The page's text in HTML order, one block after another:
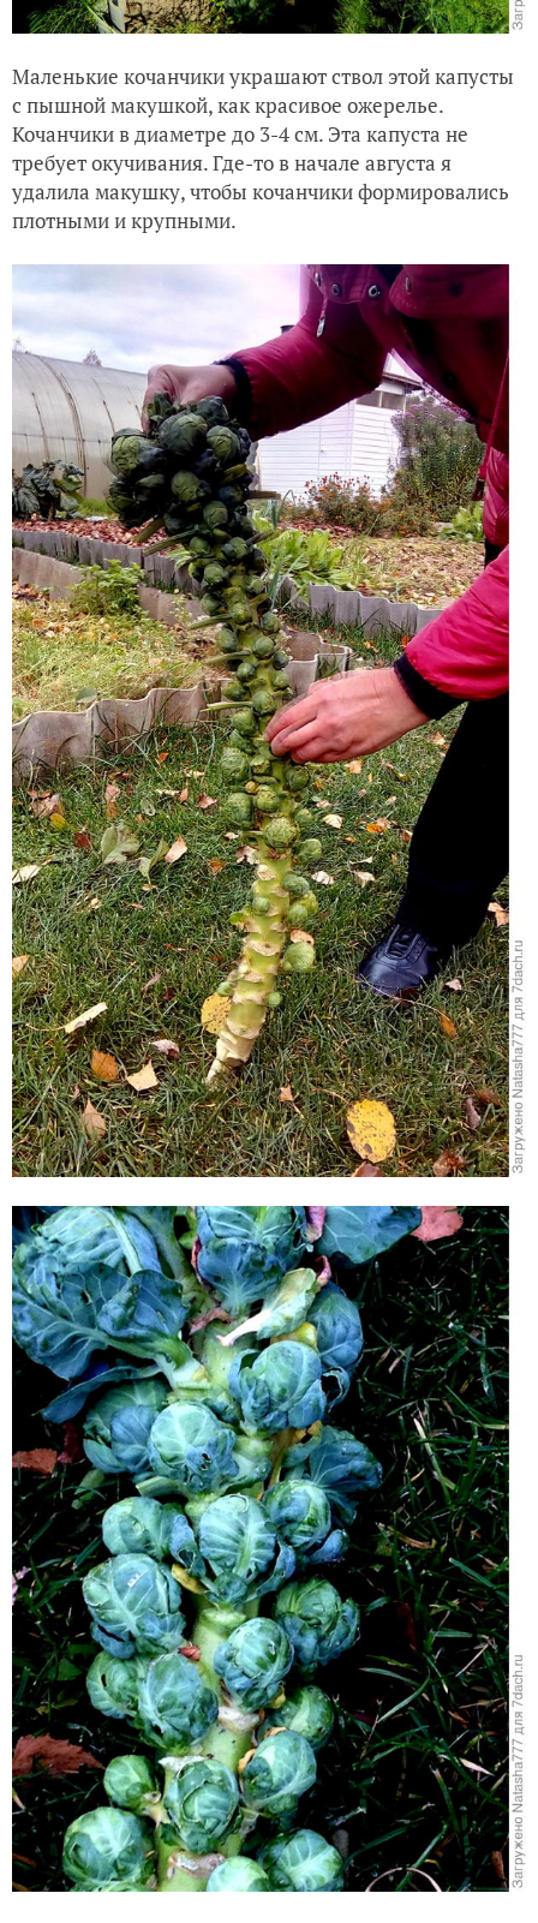
Маленькие кочанчики украшают ствол этой капусты
с пышной макушкой, как красивое ожерелье.
Кочанчики в диаметре до 3-4 см. Эта капуста не
требует окучивания. Где-то в начале августа я
удалила макушку, чтобы кочанчики формировались
плотными и крупными.